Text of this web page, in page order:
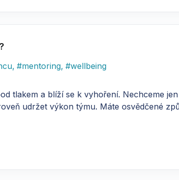
, #mentoring, #wellbeing
tlakem a blíží se k vyhoření. Nechceme
udržet výkon týmu. Máte osvědčené